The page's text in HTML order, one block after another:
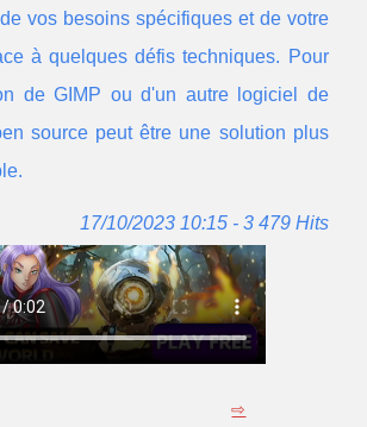
vos besoins spécifiques et de votre
à quelques défis techniques. Pour
de GIMP ou d'un autre logiciel de
source peut être une solution plus
17/10/2023 10:15 - 3 479 Hits